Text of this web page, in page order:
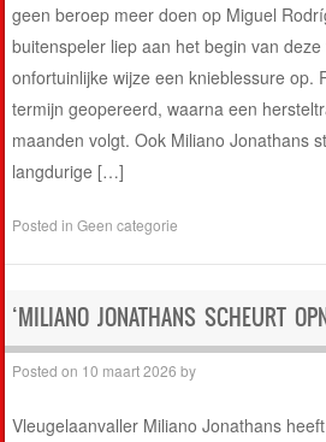
geen beroep meer doen op Miguel
buitenspeler liep aan het begin van
onfortuinlijke wijze een knieblessure op.
termijn geopereerd, waarna een
maanden volgt. Ook Miliano Jonathans
langdurige […]
Posted inGeen categorie
‘MILIANO JONATHANS SCHEURT
Posted on 10 maart 2026 by
Vleugelaanvaller Miliano Jonathans